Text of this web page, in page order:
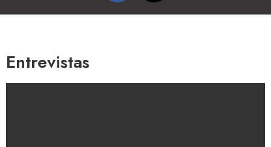
Entrevistas